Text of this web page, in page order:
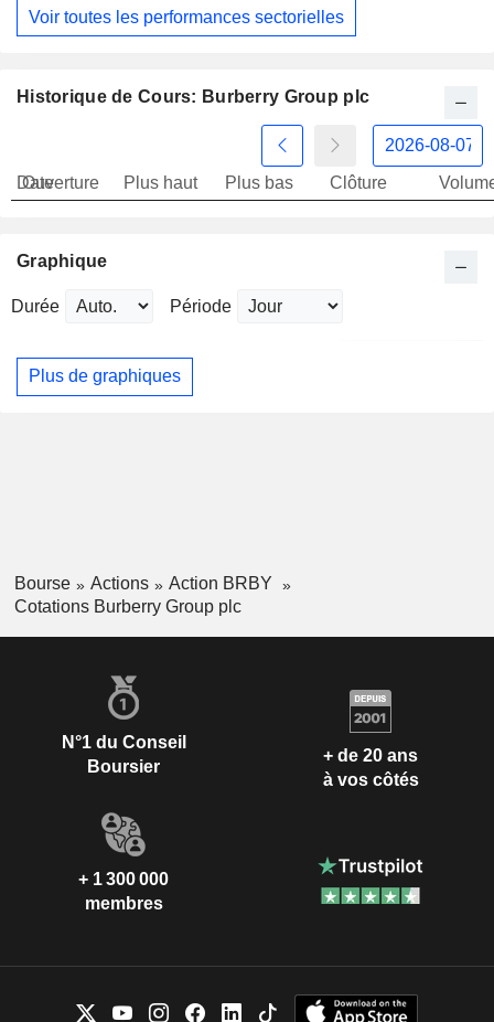
Voir toutes les performances sectorielles
Historique de Cours: Burberry Group plc
Date
Ouverture Plus haut Plus bas Clôture
Graphique
Durée Période
Plus de graphiques
Bourse Actions
Action BRBY
Cotations Burberry Group plc
N°1 du Conseil
Boursier
+ de 20 ans
à vos côtés
+ 1 300 000
membres